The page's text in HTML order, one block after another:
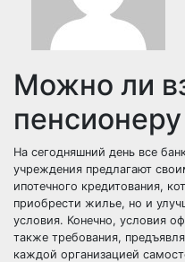
Можно ли
пенсионеру
На сегодняшний день все
учреждения предлагают
ипотечного кредитования,
приобрести жилье, но и
условия. Конечно, условия
также требования,
каждой организацией